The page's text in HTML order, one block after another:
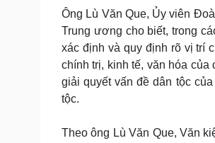
Ông Lù Văn Que, Ủy viên
Trung ương cho biết, trong
xác định và quy định rõ vị trí
chính trị, kinh tế, văn hóa
giải quyết vấn đề dân tộc
tộc.
Theo ông Lù Văn Que, Văn